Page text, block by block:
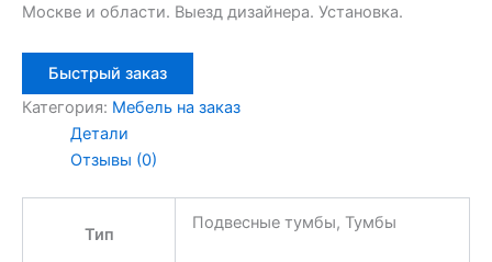
Москве и области. Выезд дизайнера. Установка.
Быстрый заказ
Категория: Мебель на заказ
Детали
Отзывы (0)
Тип
Подвесные тумбы, Тумбы